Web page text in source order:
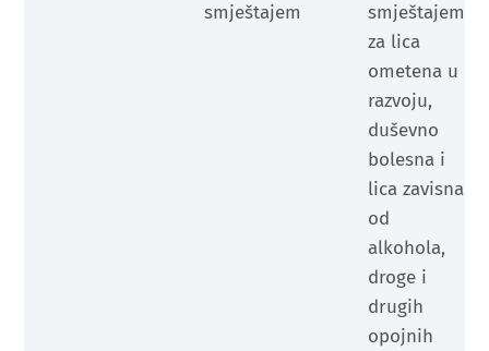
smještajem
smještajem
za lica
ometena u
razvoju,
duševno
bolesna i
lica zavisna
od
alkohola,
droge i
drugih
opojnih